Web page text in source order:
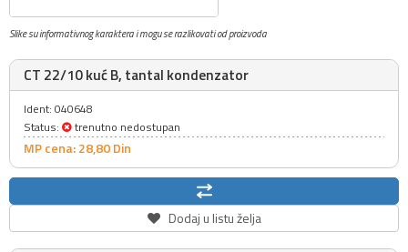
Slike su informativnog karaktera i mogu se razlikovati od proizvoda
CT 22/10 kuć B, tantal kondenzator
Ident: 040648
Status:
trenutno nedostupan
MP cena: 28,80Din
Dodaj u listu želja